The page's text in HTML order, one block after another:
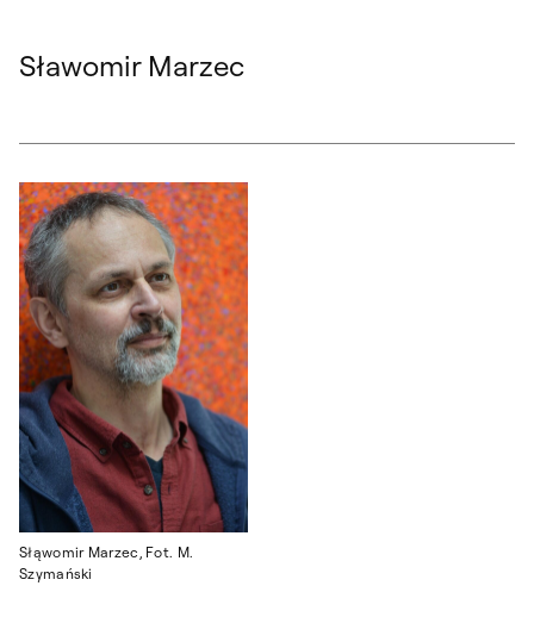
Sławomir Marzec
Słąwomir Marzec, Fot. M.
Szymański